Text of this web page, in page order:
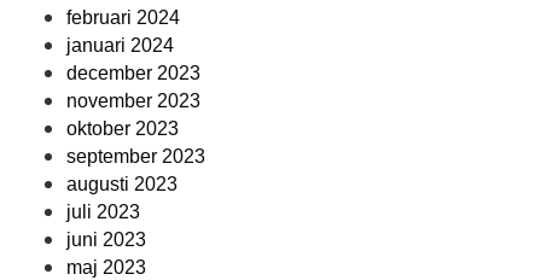
februari 2024
januari 2024
december 2023
november 2023
oktober 2023
september 2023
augusti 2023
juli 2023
juni 2023
maj 2023